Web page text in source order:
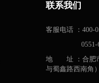
联系我们
客服电话 ：400-
0551-
地 址 ：合肥市
与蜀鑫路西南角